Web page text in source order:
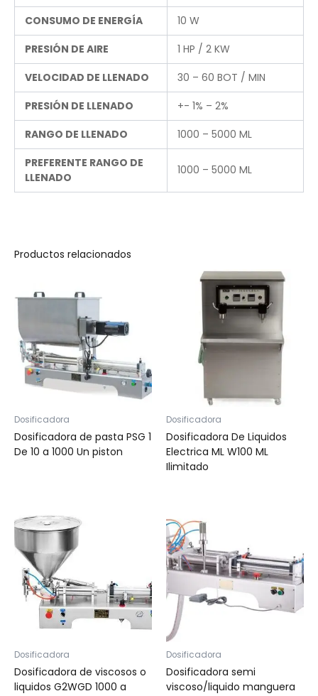
CONSUMO DE ENERGÍA
10 W
PRESIÓN DE AIRE
1 HP / 2 KW
VELOCIDAD DE LLENADO
30 – 60 BOT / MIN
PRESIÓN DE LLENADO
+- 1% – 2%
RANGO DE LLENADO
1000 – 5000 ML
PREFERENTE RANGO DE
LLENADO
1000 – 5000 ML
Productos relacionados
Dosificadora
Dosificadora de pasta PSG 1
De 10 a 1000 Un piston
Dosificadora
Dosificadora De Liquidos
Electrica ML W100 ML
Ilimitado
Dosificadora
Dosificadora de viscosos o
liquidos G2WGD 1000 a
Dosificadora
Dosificadora semi
viscoso/liquido manguera